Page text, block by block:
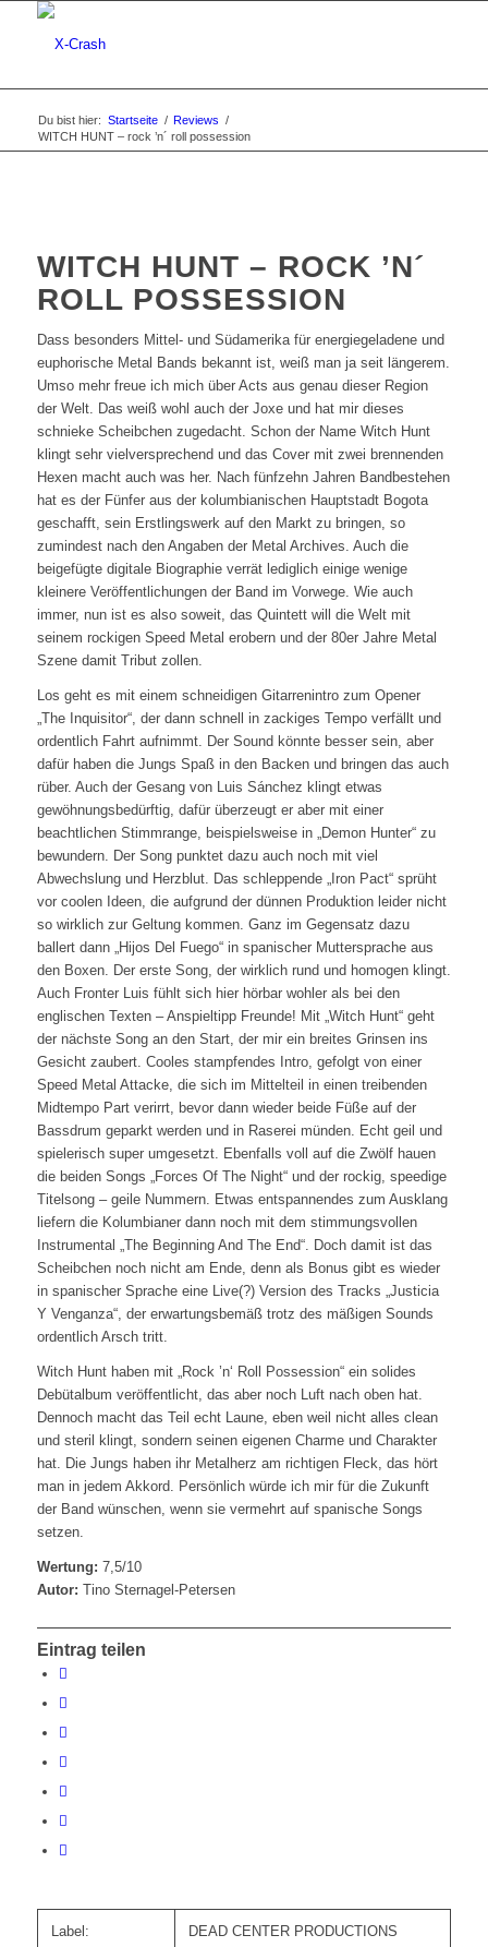
Du bist hier: Startseite / Reviews /
WITCH HUNT – rock ’n´ roll possession
WITCH HUNT – ROCK ’N´
ROLL POSSESSION
Dass besonders Mittel- und Südamerika für energiegeladene und
euphorische Metal Bands bekannt ist, weiß man ja seit längerem.
Umso mehr freue ich mich über Acts aus genau dieser Region
der Welt. Das weiß wohl auch der Joxe und hat mir dieses
schnieke Scheibchen zugedacht. Schon der Name Witch Hunt
klingt sehr vielversprechend und das Cover mit zwei brennenden
Hexen macht auch was her. Nach fünfzehn Jahren Bandbestehen
hat es der Fünfer aus der kolumbianischen Hauptstadt Bogota
geschafft, sein Erstlingswerk auf den Markt zu bringen, so
zumindest nach den Angaben der Metal Archives. Auch die
beigefügte digitale Biographie verrät lediglich einige wenige
kleinere Veröffentlichungen der Band im Vorwege. Wie auch
immer, nun ist es also soweit, das Quintett will die Welt mit
seinem rockigen Speed Metal erobern und der 80er Jahre Metal
Szene damit Tribut zollen.
Los geht es mit einem schneidigen Gitarrenintro zum Opener
„The Inquisitor“, der dann schnell in zackiges Tempo verfällt und
ordentlich Fahrt aufnimmt. Der Sound könnte besser sein, aber
dafür haben die Jungs Spaß in den Backen und bringen das auch
rüber. Auch der Gesang von Luis Sánchez klingt etwas
gewöhnungsbedürftig, dafür überzeugt er aber mit einer
beachtlichen Stimmrange, beispielsweise in „Demon Hunter“ zu
bewundern. Der Song punktet dazu auch noch mit viel
Abwechslung und Herzblut. Das schleppende „Iron Pact“ sprüht
vor coolen Ideen, die aufgrund der dünnen Produktion leider nicht
so wirklich zur Geltung kommen. Ganz im Gegensatz dazu
ballert dann „Hijos Del Fuego“ in spanischer Muttersprache aus
den Boxen. Der erste Song, der wirklich rund und homogen klingt.
Auch Fronter Luis fühlt sich hier hörbar wohler als bei den
englischen Texten – Anspieltipp Freunde! Mit „Witch Hunt“ geht
der nächste Song an den Start, der mir ein breites Grinsen ins
Gesicht zaubert. Cooles stampfendes Intro, gefolgt von einer
Speed Metal Attacke, die sich im Mittelteil in einen treibenden
Midtempo Part verirrt, bevor dann wieder beide Füße auf der
Bassdrum geparkt werden und in Raserei münden. Echt geil und
spielerisch super umgesetzt. Ebenfalls voll auf die Zwölf hauen
die beiden Songs „Forces Of The Night“ und der rockig, speedige
Titelsong – geile Nummern. Etwas entspannendes zum Ausklang
liefern die Kolumbianer dann noch mit dem stimmungsvollen
Instrumental „The Beginning And The End“. Doch damit ist das
Scheibchen noch nicht am Ende, denn als Bonus gibt es wieder
in spanischer Sprache eine Live(?) Version des Tracks „Justicia
Y Venganza“, der erwartungsbemäß trotz des mäßigen Sounds
ordentlich Arsch tritt.
Witch Hunt haben mit „Rock ’n‘ Roll Possession“ ein solides
Debütalbum veröffentlicht, das aber noch Luft nach oben hat.
Dennoch macht das Teil echt Laune, eben weil nicht alles clean
und steril klingt, sondern seinen eigenen Charme und Charakter
hat. Die Jungs haben ihr Metalherz am richtigen Fleck, das hört
man in jedem Akkord. Persönlich würde ich mir für die Zukunft
der Band wünschen, wenn sie vermehrt auf spanische Songs
setzen.
Wertung: 7,5/10
Autor: Tino Sternagel-Petersen
Eintrag teilen
Label: DEAD CENTER PRODUCTIONS